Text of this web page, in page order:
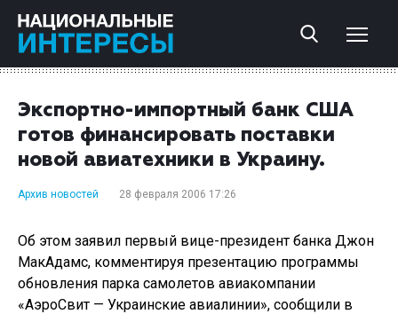
Экспортно-импортный банк США
готов финансировать поставки
новой авиатехники в Украину.
Архив новостей 28 февраля 2006 17:26
Об этом заявил первый вице-президент банка Джон
МакАдамс, комментируя презентацию программы
обновления парка самолетов авиакомпании
«АэроСвит — Украинские авиалинии», сообщили в